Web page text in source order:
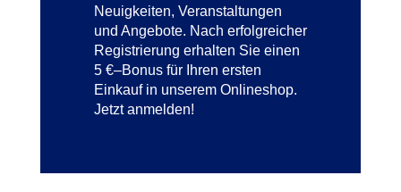
Neuigkeiten, Veranstaltungen
und Angebote. Nach erfolgreicher
Registrierung erhalten Sie einen
5 €–Bonus für Ihren ersten
Einkauf in unserem Onlineshop.
Jetzt anmelden!